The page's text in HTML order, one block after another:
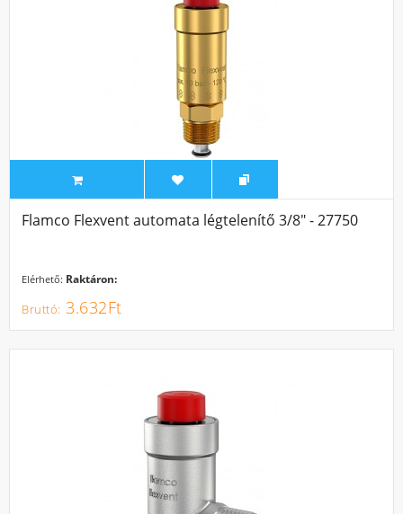
Flamco Flexvent automata légtelenítő 3/8" - 27750
Elérhető: Raktáron:
3.632Ft